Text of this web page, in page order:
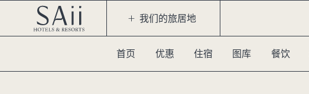
我们的旅居地
首页 优惠 住宿 图库 餐饮